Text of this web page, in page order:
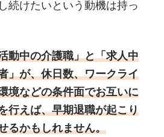
続けたいという動機は持っ
動中の介護職」と「求人中
」が、休日数、ワークライ
境などの条件面でお互いに
行えば、早期退職が起こり
るかもしれません。